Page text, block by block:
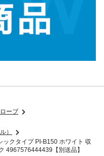
ーブ
）
クタイプ PI-B150 ホワイト 収
4967576444439【別送品】